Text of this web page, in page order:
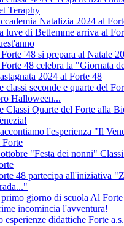
Teraphy
Natalizia 2024 al
luve di Betlemme arriva al
'48 si prepara al Natale
48 celebra la "Giornata
2024 al Forte 48
classi seconde e quarte del
Halloween...
Classi Quarte del Forte alla
l'esperienza "Il
Forte
"Festa dei nonni"
48 partecipa all'iniziativa
giorno di scuola Al Forte
incomincia l'avventura!
esperienze didattiche Forte